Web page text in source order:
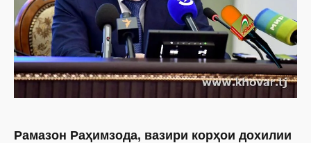
Рамазон Раҳимзода, вазири корҳои дохилии